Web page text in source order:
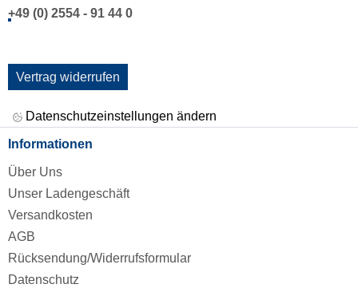
+49 (0) 2554 - 91 44 0
Vertrag widerrufen
Datenschutzeinstellungen ändern
Informationen
Über Uns
Unser Ladengeschäft
Versandkosten
AGB
Rücksendung/Widerrufsformular
Datenschutz